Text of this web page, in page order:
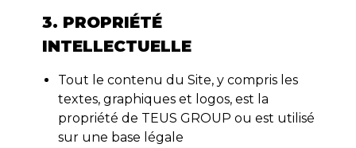
3. PROPRIÉTÉ
INTELLECTUELLE
Tout le contenu du Site, y compris les
textes, graphiques et logos, est la
propriété de TEUS GROUP ou est utilisé
sur une base légale